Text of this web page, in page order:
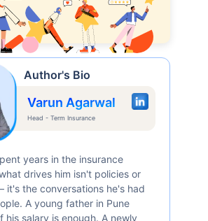
Author's Bio
Varun Agarwal
Head - Term Insurance
years in the insurance
drives him isn't policies or
it's the conversations he's had
A young father in Pune
his salary is enough. A newly